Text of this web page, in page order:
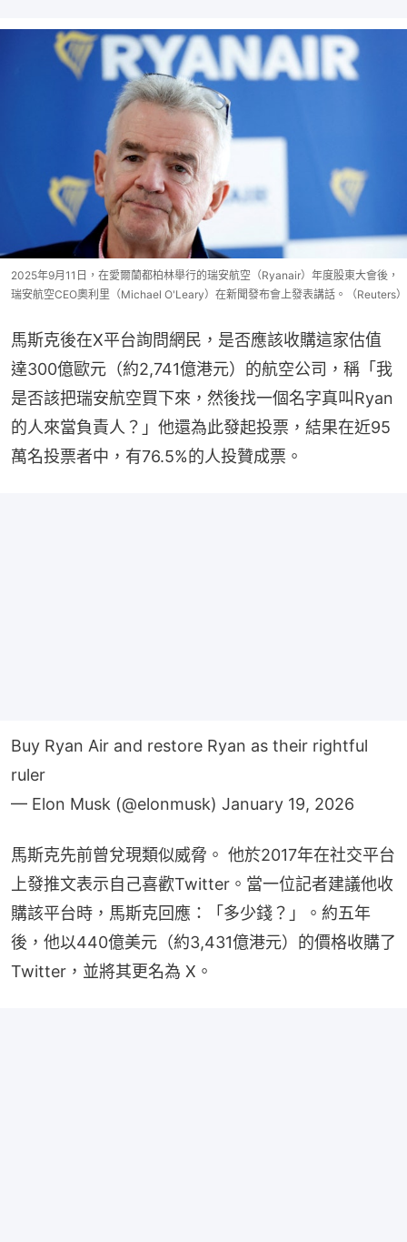
2025年9月11日，在愛爾蘭都柏林舉行的瑞安航空（Ryanair）年度股東大會後，
瑞安航空CEO奧利里（Michael O'Leary）在新聞發布會上發表講話。（Reuters）
馬斯克後在X平台詢問網民，是否應該收購這家估值
達300億歐元（約2,741億港元）的航空公司，稱「我
是否該把瑞安航空買下來，然後找一個名字真叫Ryan
的人來當負責人？」他還為此發起投票，結果在近95
萬名投票者中，有76.5%的人投贊成票。
Buy Ryan Air and restore Ryan as their rightful
ruler
— Elon Musk (@elonmusk) January 19, 2026
馬斯克先前曾兌現類似威脅。 他於2017年在社交平台
上發推文表示自己喜歡Twitter。當一位記者建議他收
購該平台時，馬斯克回應：「多少錢？」。約五年
後，他以440億美元（約3,431億港元）的價格收購了
Twitter，並將其更名為 X。